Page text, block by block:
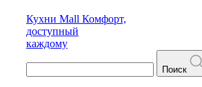
Кухни Mall Комфорт,
доступный
каждому
Поиск